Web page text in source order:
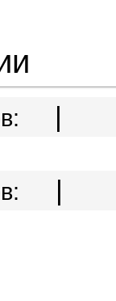
|
|